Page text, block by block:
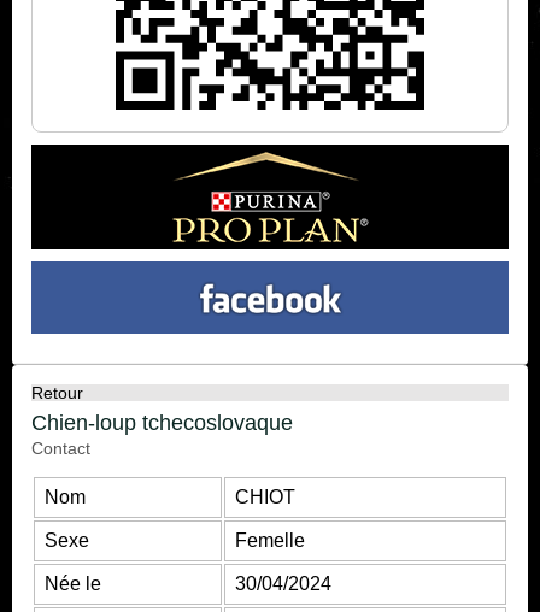
Retour
Chien-loup tchecoslovaque
Contact
Nom CHIOT
Sexe femelle
née le 30/04/2024